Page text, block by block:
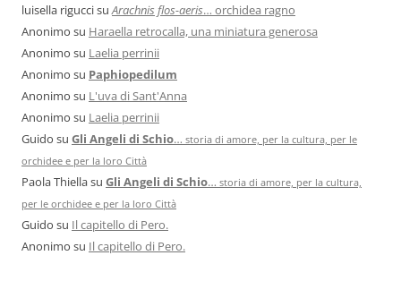
luisella riguccisu Arachnis flos-aeris… orchidea ragno
Anonimo su Haraella retrocalla, una miniatura generosa
Anonimo su Laelia perrinii
Anonimo su Paphiopedilum
Anonimo su L'uva di Sant'Anna
Anonimo su Laelia perrinii
Guido su Gli Angeli di Schio… storia di amore, per la cultura, per le
orchidee e per la loro Città
Paola Thiellasu Gli Angeli di Schio… storia di amore, per la cultura,
per le orchidee e per la loro Città
Guido su Il capitello di Pero.
Anonimo su Il capitello di Pero.